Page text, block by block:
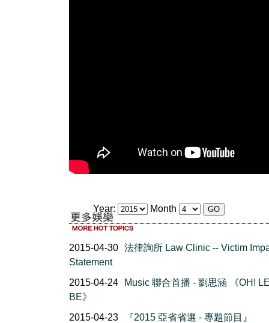
Year: Month
2015-04-30 法律詢所 Law Clinic -- Victim
Statement
2015-04-24
Music 聯合首播 - 劉思涵 《OH!
BE》
2015-04-23
『2015 亞省省選 - 專題節目』